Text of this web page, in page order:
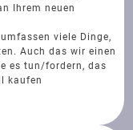
Ihrem neuen
viele Dinge,
Auch das wir einen
es tun/fordern, das
kaufen